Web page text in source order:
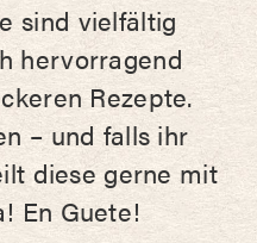
sind vielfältig
hervorragend
Rezepte.
– und falls ihr
diese gerne mit
En Guete!